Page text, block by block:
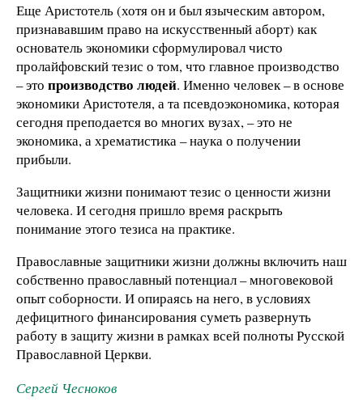
Еще Аристотель (хотя он и был языческим автором,
признававшим право на искусственный аборт) как
основатель экономики сформулировал чисто
пролайфовский тезис о том, что главное производство
– это производство людей. Именно человек – в основе
экономики Аристотеля, а та псевдоэкономика, которая
сегодня преподается во многих вузах, – это не
экономика, а хрематистика – наука о получении
прибыли.
Защитники жизни понимают тезис о ценности жизни
человека. И сегодня пришло время раскрыть
понимание этого тезиса на практике.
Православные защитники жизни должны включить наш
собственно православный потенциал – многовековой
опыт соборности. И опираясь на него, в условиях
дефицитного финансирования суметь развернуть
работу в защиту жизни в рамках всей полноты Русской
Православной Церкви.
Сергей Чесноков